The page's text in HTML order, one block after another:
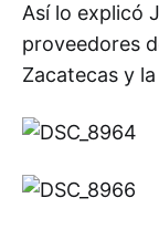
Así lo explicó
proveedores
Zacatecas y